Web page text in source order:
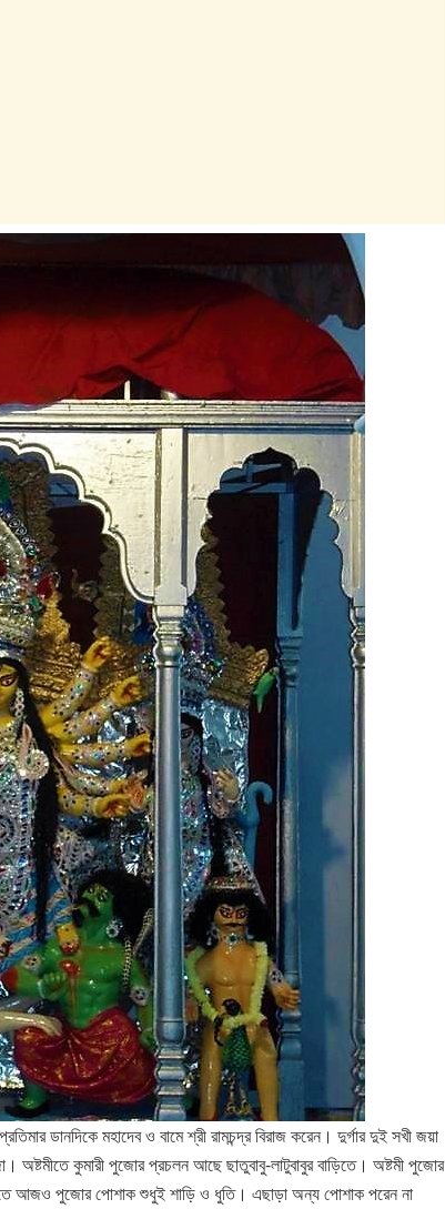
ডানদিকে মহাদেব ও বামে শ্রী রামচন্দ্র বিরাজ করেন। দুর্গার দুই সখী জয়া
কুমারী পুজোর প্রচলন আছে ছাতুবাবু-লাটুবাবুর বাড়িতে। অষ্টমী পুজোর
আজও পুজোর পোশাক শুধুই শাড়ি ও ধুতি। এছাড়া অন্য পোশাক পরেন না